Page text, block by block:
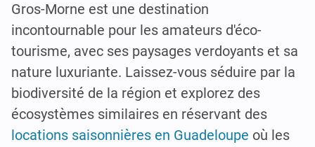
Gros-Morne est une destination
incontournable pour les amateurs d'éco-
tourisme, avec ses paysages verdoyants et sa
nature luxuriante. Laissez-vous séduire par la
biodiversité de la région et explorez des
écosystèmes similaires en réservant des
locations saisonnières en Guadeloupe où les